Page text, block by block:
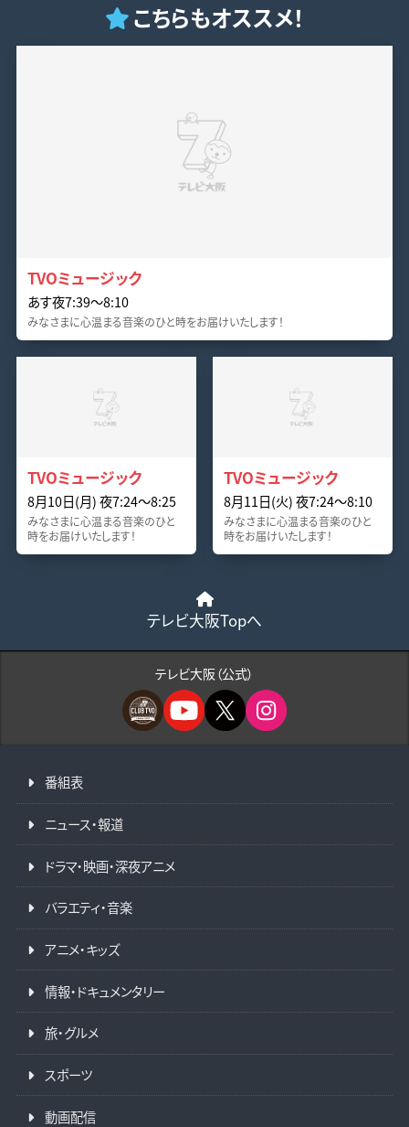
こちらもオススメ！
TVOミュージック
あす夜7:39〜8:10
みなさまに心温まる音楽のひと時をお届けいたします！
TVOミュージック
8月10日(月) 夜7:24〜8:25
みなさまに心温まる音楽のひと
時をお届けいたします！
TVOミュージック
8月11日(火) 夜7:24〜8:10
みなさまに心温まる音楽のひと
時をお届けいたします！
テレビ大阪Topへ
テレビ大阪（公式）
番組表
ニュース・報道
ドラマ・映画・深夜アニメ
バラエティ・音楽
アニメ・キッズ
情報・ドキュメンタリー
旅・グルメ
スポーツ
動画配信